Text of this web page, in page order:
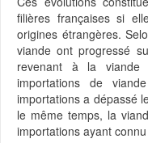
filières françaises si
origines étrangères.
viande ont progressé
revenant à la
importations de
importations a dépassé
le même temps, la
importations ayant